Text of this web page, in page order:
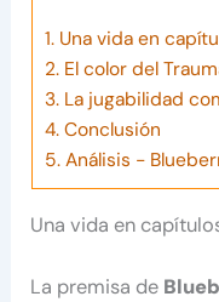
1.Una vida en
2.El color del
3.La jugabilidad
4.Conclusión
5.Análisis -
Una vida en
La premisa de